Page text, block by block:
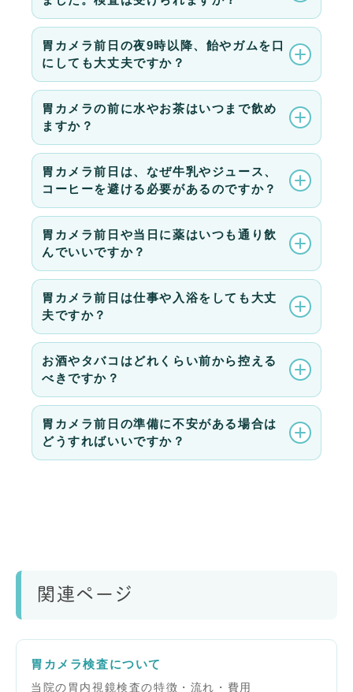
胃カメラ前日の夜9時以降、飴やガムを口
にしても大丈夫ですか？
胃カメラの前に水やお茶はいつまで飲め
ますか？
胃カメラ前日は、なぜ牛乳やジュース、
コーヒーを避ける必要があるのですか？
胃カメラ前日や当日に薬はいつも通り飲
んでいいですか？
胃カメラ前日は仕事や入浴をしても大丈
夫ですか？
お酒やタバコはどれくらい前から控える
べきですか？
胃カメラ前日の準備に不安がある場合は
どうすればいいですか？
関連ページ
胃カメラ検査について
当院の胃内視鏡検査の特徴・流れ・費用